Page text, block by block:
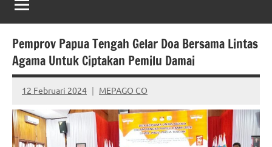
Pemprov Papua Tengah Gelar Doa Bersama Lintas
Agama Untuk Ciptakan Pemilu Damai
12 Februari 2024 MEPAGO CO
No
comments